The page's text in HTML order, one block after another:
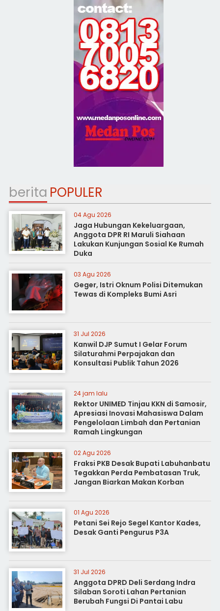
berita POPULER
04 Agu 2026
Jaga Hubungan Kekeluargaan,
Anggota DPR RI Maruli Siahaan
Lakukan Kunjungan Sosial Ke Rumah
Duka
03 Agu 2026
Geger, Istri Oknum Polisi Ditemukan
Tewas di Kompleks Bumi Asri
31 Jul 2026
Kanwil DJP Sumut I Gelar Forum
Silaturahmi Perpajakan dan
Konsultasi Publik Tahun 2026
24 jam lalu
Rektor UNIMED Tinjau KKN di Samosir,
Apresiasi Inovasi Mahasiswa Dalam
Pengelolaan Limbah dan Pertanian
Ramah Lingkungan
02 Agu 2026
Fraksi PKB Desak Bupati Labuhanbatu
Tegakkan Perda Pembatasan Truk,
Jangan Biarkan Makan Korban
01 Agu 2026
Petani Sei Rejo Segel Kantor Kades,
Desak Ganti Pengurus P3A
31 Jul 2026
Anggota DPRD Deli Serdang Indra
Silaban Soroti Lahan Pertanian
Berubah Fungsi Di Pantai Labu